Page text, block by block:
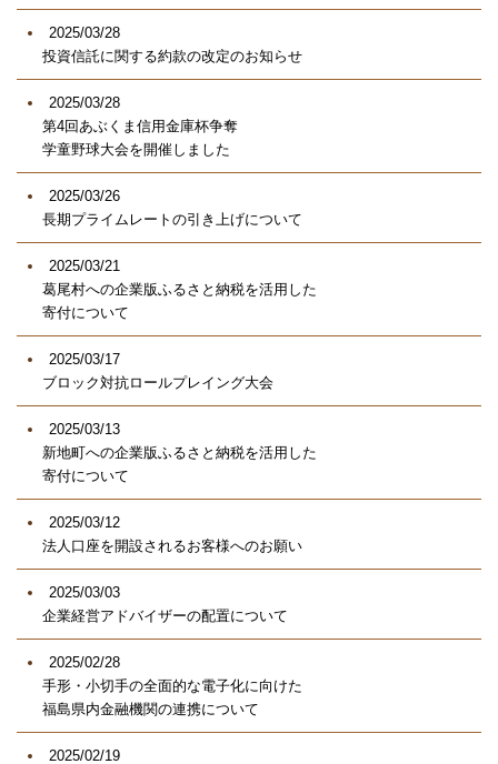
2025/03/28
投資信託に関する約款の改定のお知らせ
2025/03/28
第4回あぶくま信用金庫杯争奪
学童野球大会を開催しました
2025/03/26
長期プライムレートの引き上げについて
2025/03/21
葛尾村への企業版ふるさと納税を活用した
寄付について
2025/03/17
ブロック対抗ロールプレイング大会
2025/03/13
新地町への企業版ふるさと納税を活用した
寄付について
2025/03/12
法人口座を開設されるお客様へのお願い
2025/03/03
企業経営アドバイザーの配置について
2025/02/28
手形・小切手の全面的な電子化に向けた
福島県内金融機関の連携について
2025/02/19